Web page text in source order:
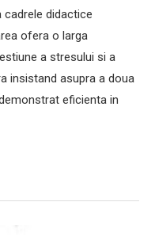
didactice
ofera o larga
a stresului si a
insistand asupra a doua
eficienta in